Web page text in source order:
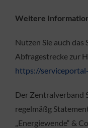
Weitere
Nutzen Sie auch
Abfragestrecke zur
https://
Der Zentralverband
regelmäßg
„Energiewende“ &